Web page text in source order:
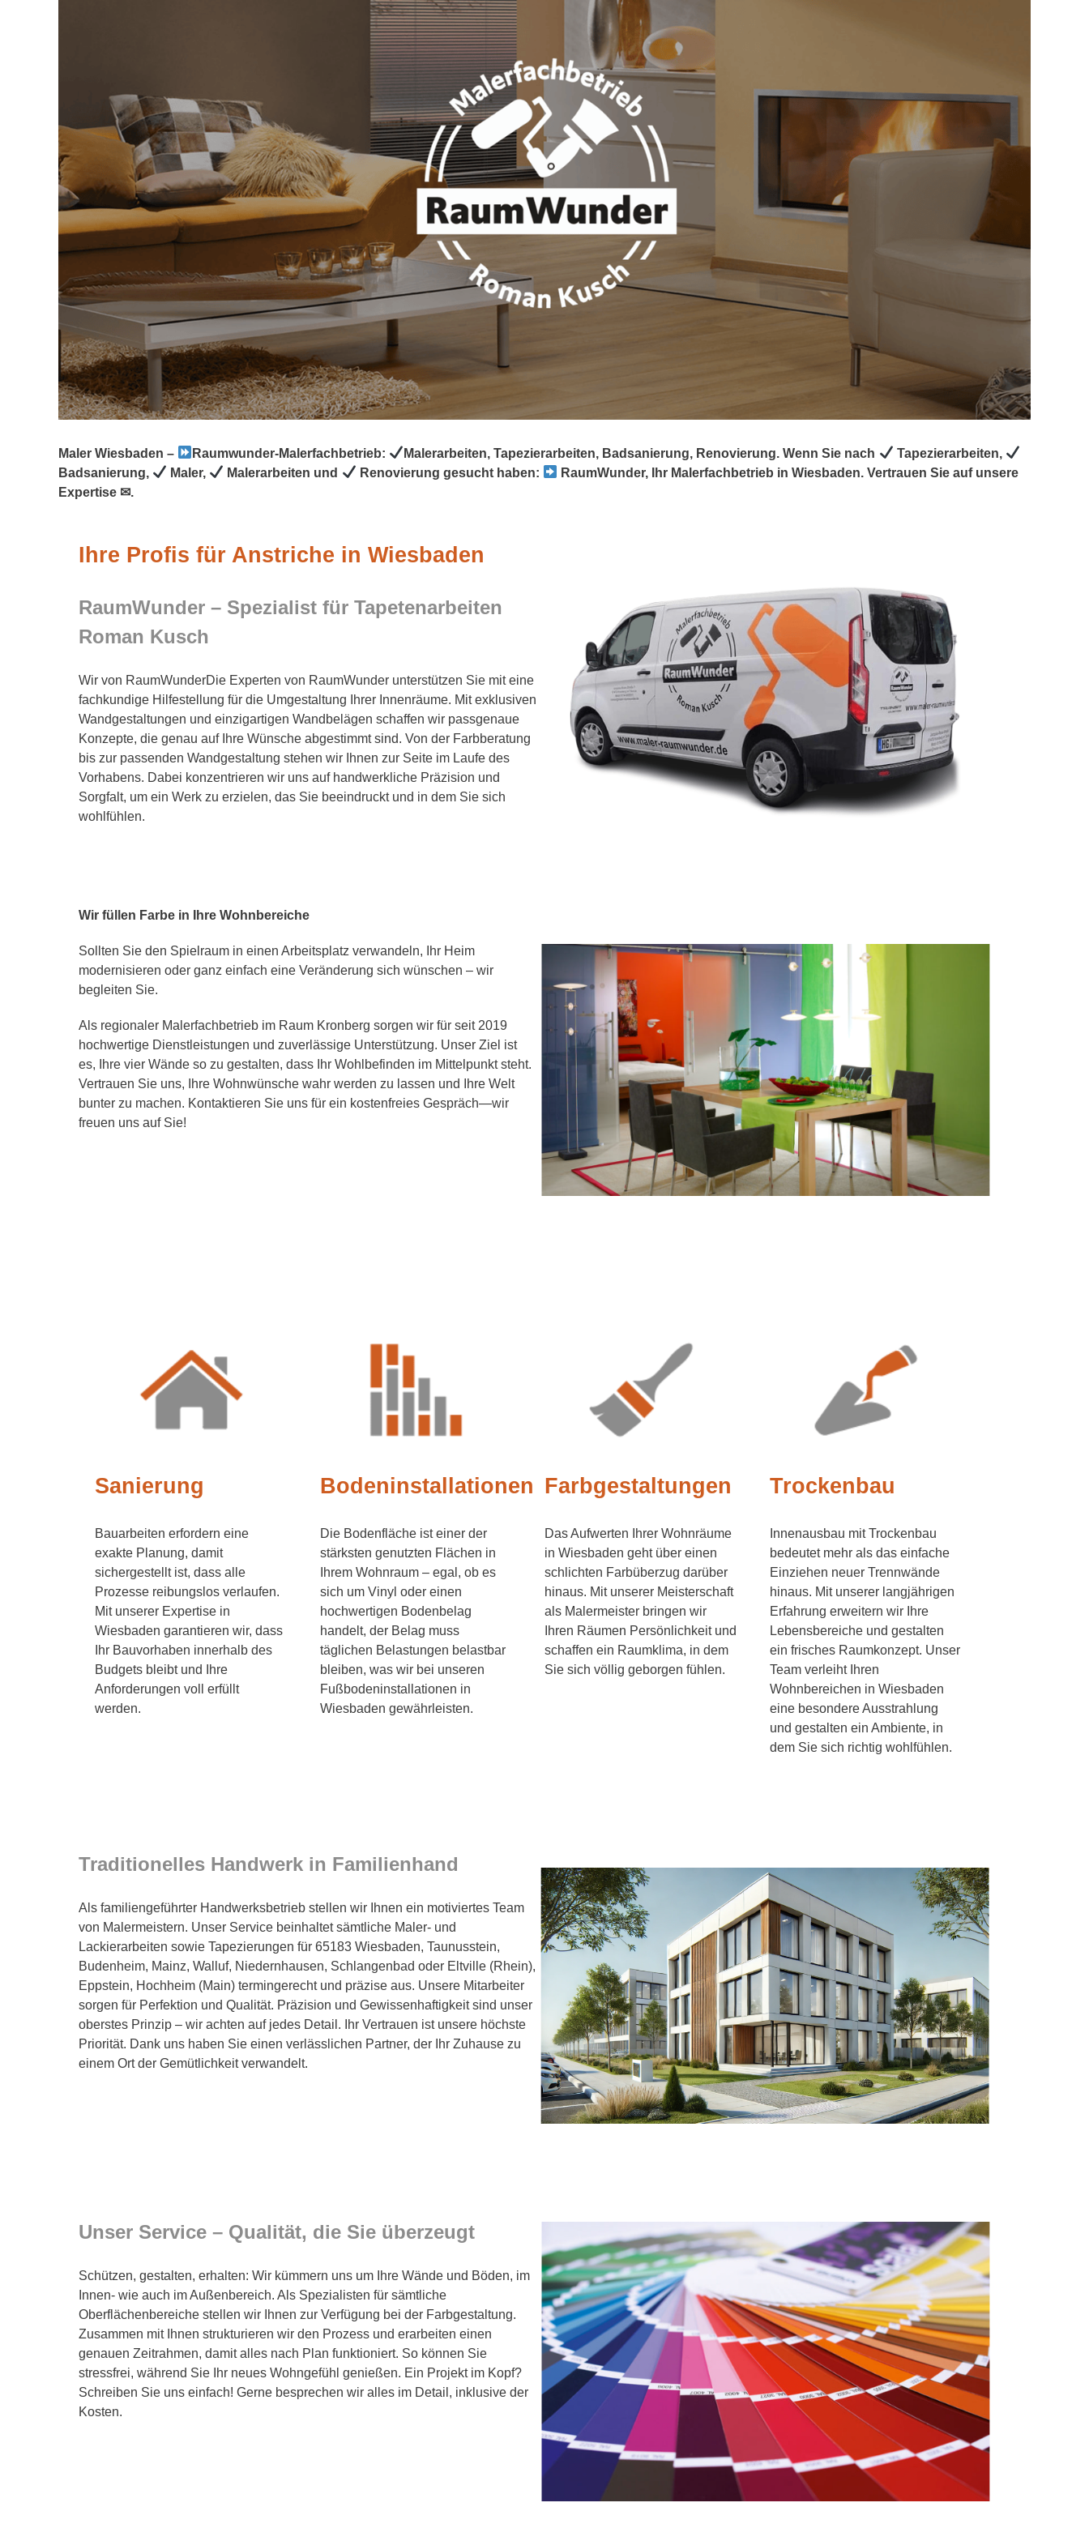
Maler Wiesbaden – Raumwunder-Malerfachbetrieb: Malerarbeiten, Tapezierarbeiten, Badsanierung, Renovierung. Wenn Sie nach
Tapezierarbeiten,
Badsanierung,
Maler, Malerarbeiten und Renovierung gesucht haben:
RaumWunder, Ihr Malerfachbetrieb in Wiesbaden. Vertrauen Sie auf unsere
Expertise ✉.
Ihre Profis für Anstriche in Wiesbaden
RaumWunder – Spezialist für Tapetenarbeiten
Roman Kusch
Wir von RaumWunderDie Experten von RaumWunder unterstützen Sie mit eine
fachkundige Hilfestellung für die Umgestaltung Ihrer Innenräume. Mit exklusiven
Wandgestaltungen und einzigartigen Wandbelägen schaffen wir passgenaue
Konzepte, die genau auf Ihre Wünsche abgestimmt sind. Von der Farbberatung
bis zur passenden Wandgestaltung stehen wir Ihnen zur Seite im Laufe des
Vorhabens. Dabei konzentrieren wir uns auf handwerkliche Präzision und
Sorgfalt, um ein Werk zu erzielen, das Sie beeindruckt und in dem Sie sich
wohlfühlen.
Wir füllen Farbe in Ihre Wohnbereiche
Sollten Sie den Spielraum in einen Arbeitsplatz verwandeln, Ihr Heim
modernisieren oder ganz einfach eine Veränderung sich wünschen – wir
begleiten Sie.
Als regionaler Malerfachbetrieb im Raum Kronberg sorgen wir für seit 2019
hochwertige Dienstleistungen und zuverlässige Unterstützung. Unser Ziel ist
es, Ihre vier Wände so zu gestalten, dass Ihr Wohlbefinden im Mittelpunkt steht.
Vertrauen Sie uns, Ihre Wohnwünsche wahr werden zu lassen und Ihre Welt
bunter zu machen. Kontaktieren Sie uns für ein kostenfreies Gespräch—wir
freuen uns auf Sie!
Sanierung
Bauarbeiten erfordern eine
exakte Planung, damit
sichergestellt ist, dass alle
Prozesse reibungslos verlaufen.
Mit unserer Expertise in
Wiesbaden garantieren wir, dass
Ihr Bauvorhaben innerhalb des
Budgets bleibt und Ihre
Anforderungen voll erfüllt
werden.
Bodeninstallationen
Die Bodenfläche ist einer der
stärksten genutzten Flächen in
Ihrem Wohnraum – egal, ob es
sich um Vinyl oder einen
hochwertigen Bodenbelag
handelt, der Belag muss
täglichen Belastungen belastbar
bleiben, was wir bei unseren
Fußbodeninstallationen in
Wiesbaden gewährleisten.
Farbgestaltungen
Das Aufwerten Ihrer Wohnräume
in Wiesbaden geht über einen
schlichten Farbüberzug darüber
hinaus. Mit unserer Meisterschaft
als Malermeister bringen wir
Ihren Räumen Persönlichkeit und
schaffen ein Raumklima, in dem
Sie sich völlig geborgen fühlen.
Trockenbau
Innenausbau mit Trockenbau
bedeutet mehr als das einfache
Einziehen neuer Trennwände
hinaus. Mit unserer langjährigen
Erfahrung erweitern wir Ihre
Lebensbereiche und gestalten
ein frisches Raumkonzept. Unser
Team verleiht Ihren
Wohnbereichen in Wiesbaden
eine besondere Ausstrahlung
und gestalten ein Ambiente, in
dem Sie sich richtig wohlfühlen.
Traditionelles Handwerk in Familienhand
Als familiengeführter Handwerksbetrieb stellen wir Ihnen ein motiviertes Team
von Malermeistern. Unser Service beinhaltet sämtliche Maler- und
Lackierarbeiten sowie Tapezierungen für 65183 Wiesbaden, Taunusstein,
Budenheim, Mainz, Walluf, Niedernhausen, Schlangenbad oder Eltville (Rhein),
Eppstein, Hochheim (Main) termingerecht und präzise aus. Unsere Mitarbeiter
sorgen für Perfektion und Qualität. Präzision und Gewissenhaftigkeit sind unser
oberstes Prinzip – wir achten auf jedes Detail. Ihr Vertrauen ist unsere höchste
Priorität. Dank uns haben Sie einen verlässlichen Partner, der Ihr Zuhause zu
einem Ort der Gemütlichkeit verwandelt.
Unser Service – Qualität, die Sie überzeugt
Schützen, gestalten, erhalten: Wir kümmern uns um Ihre Wände und Böden, im
Innen- wie auch im Außenbereich. Als Spezialisten für sämtliche
Oberflächenbereiche stellen wir Ihnen zur Verfügung bei der Farbgestaltung.
Zusammen mit Ihnen strukturieren wir den Prozess und erarbeiten einen
genauen Zeitrahmen, damit alles nach Plan funktioniert. So können Sie
stressfrei, während Sie Ihr neues Wohngefühl genießen. Ein Projekt im Kopf?
Schreiben Sie uns einfach! Gerne besprechen wir alles im Detail, inklusive der
Kosten.